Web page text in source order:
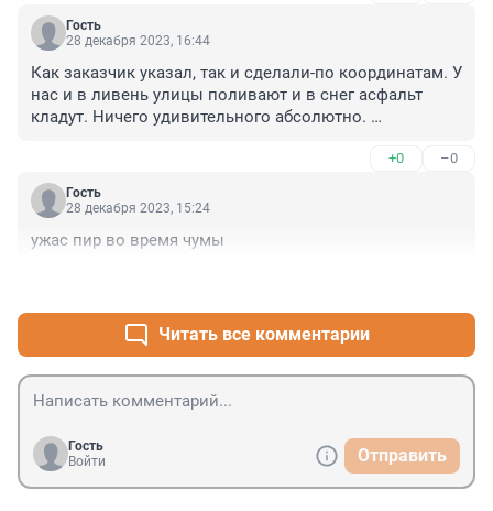
Гость
28 декабря 2023, 16:44
Как заказчик указал, так и сделали-по координатам. У
нас и в ливень улицы поливают и в снег асфальт
кладут. Ничего удивительного абсолютно.
+0 –0
Гость
28 декабря 2023, 15:24
ужас пир во время чумы
Читать все комментарии
Гость
Войти
Отправить